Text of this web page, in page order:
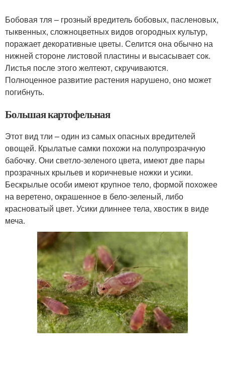
Бобовая тля – грозный вредитель бобовых, пасленовых,
тыквенных, сложноцветных видов огородных культур,
поражает декоративные цветы. Селится она обычно на
нижней стороне листовой пластины и высасывает сок.
Листья после этого желтеют, скручиваются.
Полноценное развитие растения нарушено, оно может
погибнуть.
Большая картофельная
Этот вид тли – один из самых опасных вредителей
овощей. Крылатые самки похожи на полупрозрачную
бабочку. Они светло-зеленого цвета, имеют две пары
прозрачных крыльев и коричневые ножки и усики.
Бескрылые особи имеют крупное тело, формой похожее
на веретено, окрашенное в бело-зеленый, либо
красноватый цвет. Усики длиннее тела, хвостик в виде
меча.